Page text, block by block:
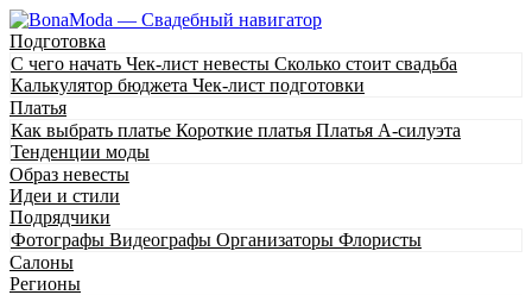
Подготовка
С чего начать Чек-лист невесты Сколько стоит свадьба
Калькулятор бюджета Чек-лист подготовки
Платья
Как выбрать платье Короткие платья Платья А-силуэта
Тенденции моды
Образ невесты
Идеи и стили
Подрядчики
Фотографы Видеографы Организаторы Флористы
Салоны
Регионы